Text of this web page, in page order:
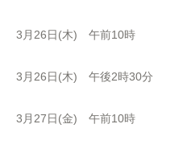
3月26日(木) 午前10時
3月26日(木) 午後2時30分
3月27日(金) 午前10時